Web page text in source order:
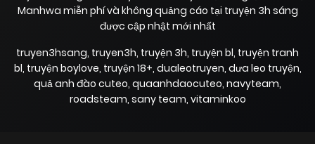
Manhwa miễn phí và không quảng cáo tại truyện 3h sáng
được cập nhật mới nhất
truyen3hsang, truyen3h, truyện 3h, truyện bl, truyện tranh
bl, truyện boylove, truyện 18+, dualeotruyen, dưa leo truyện,
quả anh đào cuteo, quaanhdaocuteo, navyteam,
roadsteam, sany team, vitaminkoo